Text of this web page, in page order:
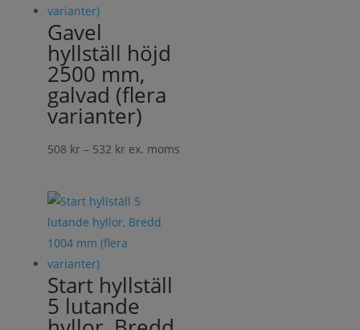
Gavel
hyllställ höjd
2500 mm,
galvad (flera
varianter)
508 kr – 532 krPrisintervall:
532 kr
ex. moms
Start hyllställ
5 lutande